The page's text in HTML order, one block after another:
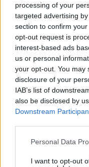
processing of your
targeted advertising
section to confirm
opt-out request is
interest-based ads
us or personal
your opt-out. You may
disclosure of your
IAB’s list of
also be disclosed by
Downstream
Please note that this
not limited to your
Personal Data
I want to opt-out
Εγκαταλείπει το
επιχειρηματίας
κλειστή κάστα,
αποχωρούν»
πριν 28 λεπτά
Ένας σοβαρά
στην Ηλεία
πριν 28 λεπτά
ΔΕΙΤΕ ΟΛΕΣ ΤΙΣ
ΤΑ ΠΙΟ